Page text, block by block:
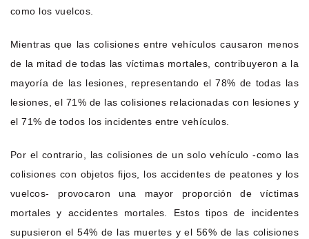
como los vuelcos.
Mientras que las colisiones entre vehículos causaron menos
de la mitad de todas las víctimas mortales, contribuyeron a la
mayoría de las lesiones, representando el 78% de todas las
lesiones, el 71% de las colisiones relacionadas con lesiones y
el 71% de todos los incidentes entre vehículos.
Por el contrario, las colisiones de un solo vehículo -como las
colisiones con objetos fijos, los accidentes de peatones y los
vuelcos- provocaron una mayor proporción de víctimas
mortales y accidentes mortales. Estos tipos de incidentes
supusieron el 54% de las muertes y el 56% de las colisiones